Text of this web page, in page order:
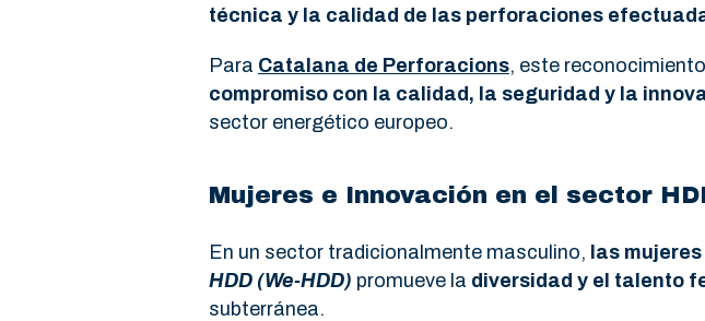
técnica y la calidad de las perforaciones
Para Catalana de Perforacions, este
compromiso con la calidad, la seguridad y la
sector energético europeo.
Mujeres e Innovación en el sector
En un sector tradicionalmente masculino, las
HDD (We-HDD) promueve la diversidad y el talento
subterránea.